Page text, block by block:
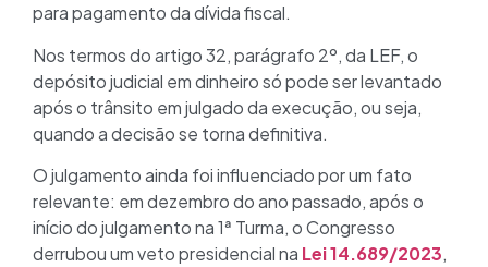
para pagamento da dívida fiscal.
Nos termos do artigo 32, parágrafo 2º, da LEF, o
depósito judicial em dinheiro só pode ser levantado
após o trânsito em julgado da execução, ou seja,
quando a decisão se torna definitiva.
O julgamento ainda foi influenciado por um fato
relevante: em dezembro do ano passado, após o
início do julgamento na 1ª Turma, o Congresso
derrubou um veto presidencial na Lei 14.689/2023,